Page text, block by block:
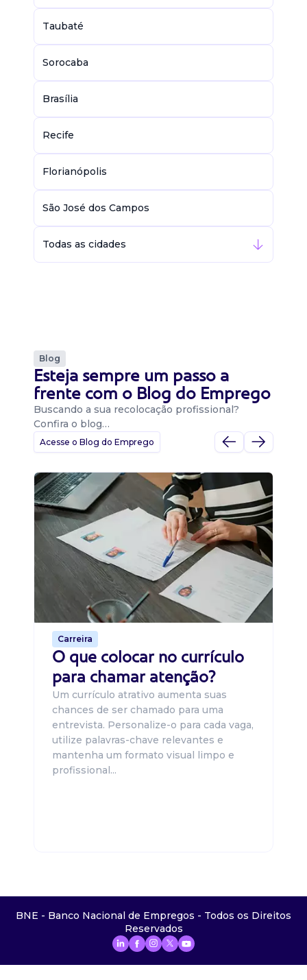
Taubaté
Sorocaba
Brasília
Recife
Florianópolis
São José dos Campos
Todas as cidades
Blog
Esteja sempre um passo a
frente com o Blog do Emprego
Buscando a sua recolocação profissional?
Confira o blog…
Acesse o Blog do Emprego
Carreira
O que colocar no currículo
para chamar atenção?
Um currículo atrativo aumenta suas
chances de ser chamado para uma
entrevista. Personalize-o para cada vaga,
utilize palavras-chave relevantes e
mantenha um formato visual limpo e
profissional...
BNE - Banco Nacional de Empregos - Todos os Direitos
Reservados